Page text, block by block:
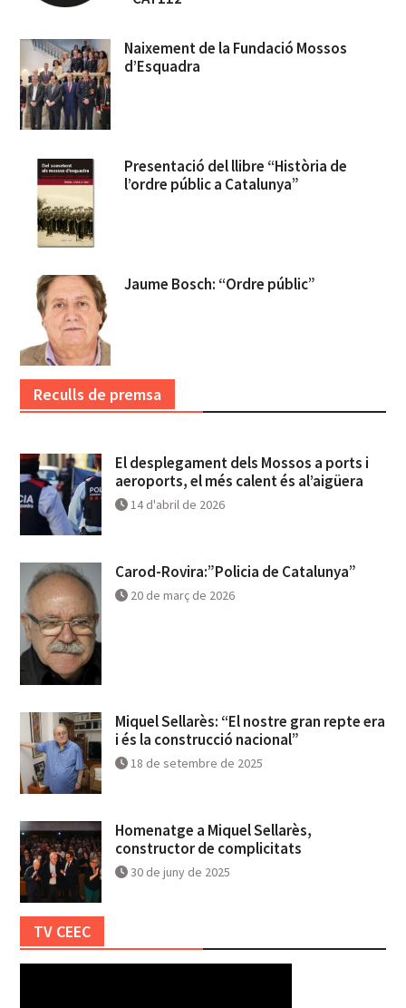
Naixement de la Fundació Mossos
d’Esquadra
Presentació del llibre “Història de
l’ordre públic a Catalunya”
Jaume Bosch: “Ordre públic”
Reculls de premsa
El desplegament dels Mossos a ports i
aeroports, el més calent és al’aigüera
14 d'abril de 2026
Carod-Rovira:”Policia de Catalunya”
20 de març de 2026
Miquel Sellarès: “El nostre gran repte era
i és la construcció nacional”
18 de setembre de 2025
Homenatge a Miquel Sellarès,
constructor de complicitats
30 de juny de 2025
TV CEEC